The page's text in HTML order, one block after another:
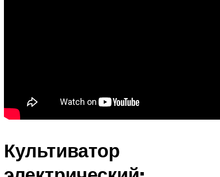
Культиватор